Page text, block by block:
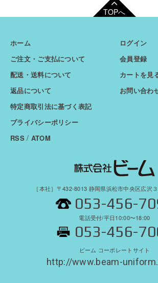
TOPへ
ホーム
ご注文・ご支払について
配送・送料について
返品について
特定商取引法に基づく表記
プライバシーポリシー
RSS/ ATOM
ログイン
会員登録
カートを見
お問い合わ
［本社］〒432-8013 静岡県浜松市中央区広沢
053-456-
電話受付/平日10:00〜18:00
053-456-
ビーム コーポレートサイト
http://www.beam-